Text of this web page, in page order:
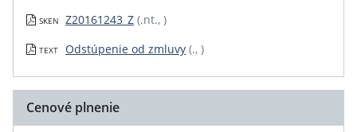
SKEN Z20161243_Z (.nt., )
TEXT Odstúpenie od zmluvy (., )
Cenové plnenie